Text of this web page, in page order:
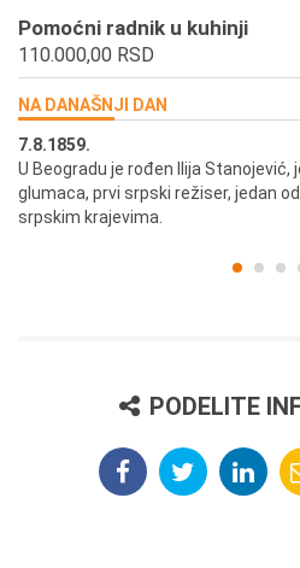
Pomoćni radnik u kuhinji
110.000,00 RSD
NA DANAŠNJI DAN
7.8.1859.
U Beogradu je rođen Ilija Stanojević,
glumaca, prvi srpski režiser, jedan
srpskim krajevima.
PODELITE